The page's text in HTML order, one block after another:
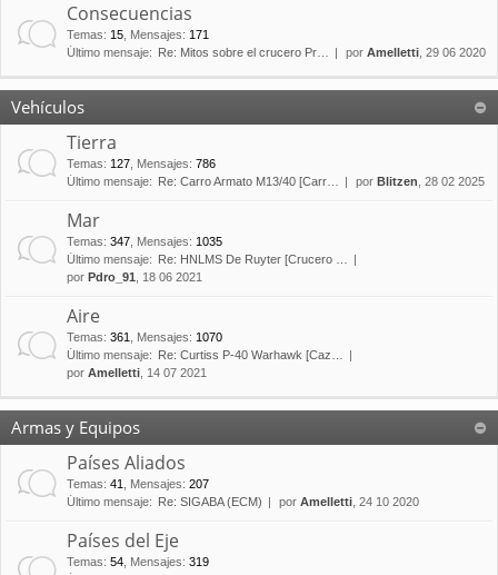
Consecuencias
Temas: 15 Mensajes: 171
Último mensaje:
Re: Mitos sobre el crucero Pr… por Amelletti , 29 06 2020
Vehículos
Tierra
Temas: 127 Mensajes: 786
Último mensaje:
Re: Carro Armato M13/40 [Carr… por Blitzen , 28 02 2025
Mar
Temas: 347 Mensajes: 1035
Último mensaje:
Re: HNLMS De Ruyter [Crucero …
por Pdro_91 , 18 06 2021
Aire
Temas: 361 Mensajes: 1070
Último mensaje:
Re: Curtiss P-40 Warhawk [Caz…
por Amelletti , 14 07 2021
Armas y Equipos
Países Aliados
Temas: 41 Mensajes: 207
Último mensaje:
Re: SIGABA (ECM) por Amelletti , 24 10 2020
Países del Eje
Temas: 54 Mensajes: 319